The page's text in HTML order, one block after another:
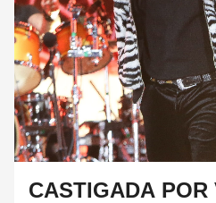
CASTIGADA POR